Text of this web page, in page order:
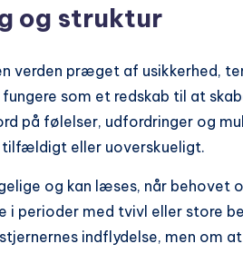
og struktur
verden præget af usikkerhed,
som et redskab til at
på følelser, udfordringer og
eller uoverskueligt.
og kan læses, når behovet
i perioder med tvivl eller store
indflydelse, men om